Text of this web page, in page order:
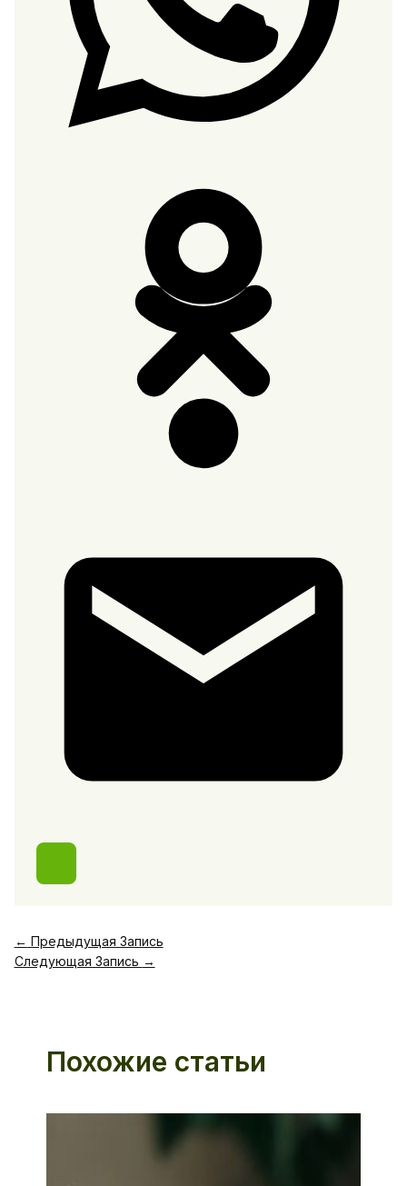
← Предыдущая Запись
Следующая Запись →
Похожие статьи